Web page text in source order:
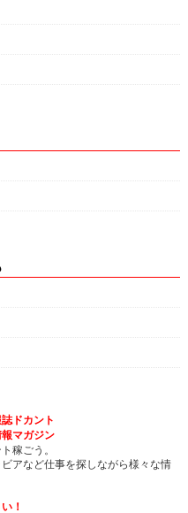
ドカント
マガジン
稼ごう。
アなど仕事を探しながら様々な情
！